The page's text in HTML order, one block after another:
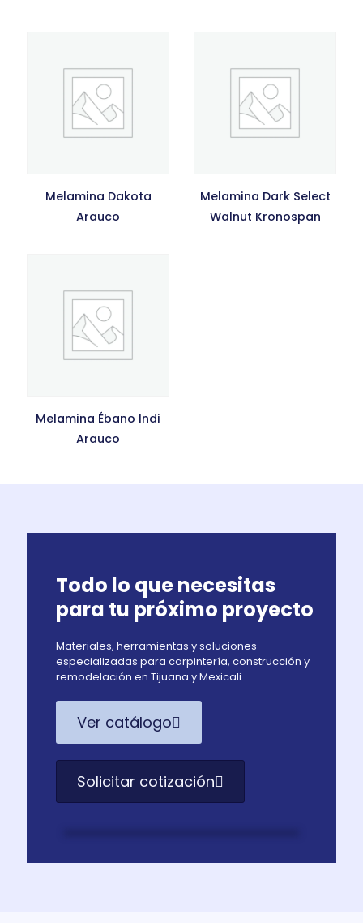
Melamina Dakota
Arauco
Melamina Dark Select
Walnut Kronospan
Melamina Ébano Indi
Arauco
Todo lo que necesitas
para tu próximo proyecto
Materiales, herramientas y soluciones
especializadas para carpintería, construcción y
remodelación en Tijuana y Mexicali.
Ver catálogo
Solicitar cotización